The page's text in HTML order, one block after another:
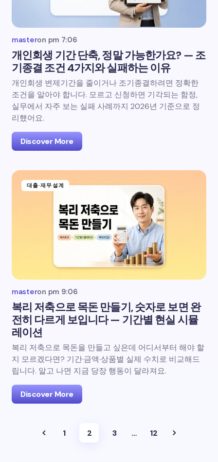
masteron pm 7:06
개인회생 기간 단축, 정말 가능한가요? — 조
기종결 조건 4가지와 실패하는 이유
개인회생 변제기간을 줄이거나 조기종결하려면 정확한
조건을 알아야 합니다. 모르고 신청하면 기각되는 함정,
실무에서 자주 보는 실패 사례까지 2026년 기준으로 정
리했어요.
Discover More
대출·재무설계
masteron pm 9:06
복리 저축으로 목돈 만들기, 숫자로 보면 완
전히 다르게 보입니다 — 기간별 현실 시뮬
레이션
복리 저축으로 목돈을 만들고 싶은데 어디서부터 해야 할
지 모르겠다면? 기간·금액·상품별 실제 수치로 비교해드
립니다. 알고 나면 지금 당장 행동이 달라져요.
Discover More
1 2 3 … 12